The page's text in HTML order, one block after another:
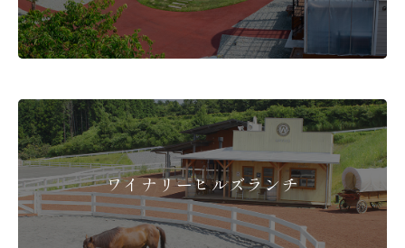
ワイナリーヒルズランチ